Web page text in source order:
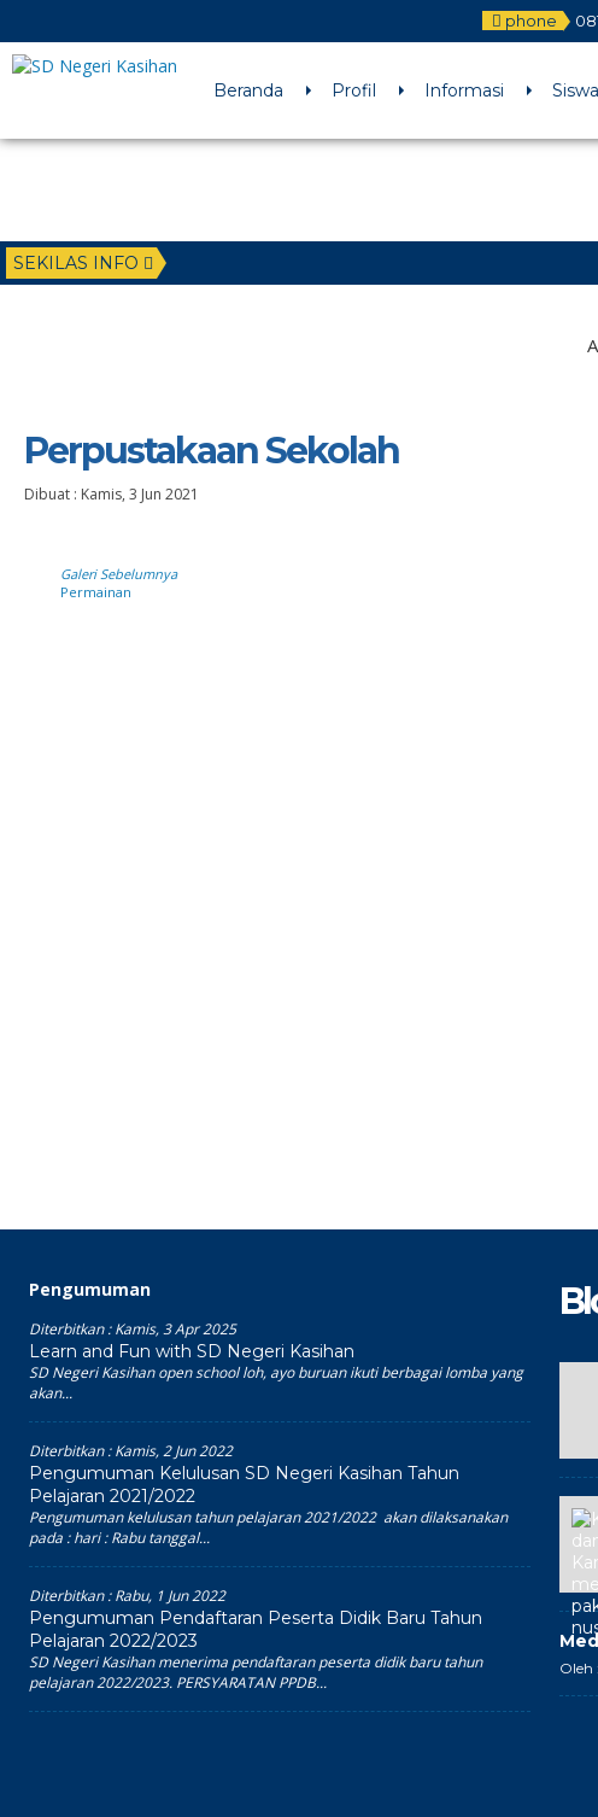
phone
Beranda Profil Informasi
SEKILAS INFO
Perpustakaan Sekolah
Dibuat : Kamis, 3 Jun 2021
Galeri Sebelumnya
Permainan
Pengumuman
Diterbitkan :Kamis, 3 Apr 2025
Learn and Fun with SD Negeri Kasihan
SD Negeri Kasihan open school loh, ayo buruan ikuti berbagai lomba yang
akan...
Diterbitkan :Kamis, 2 Jun 2022
Pengumuman Kelulusan SD Negeri Kasihan Tahun
Pelajaran 2021/2022
Pengumuman kelulusan tahun pelajaran 2021/2022 akan dilaksanakan
pada : hari : Rabu tanggal...
Diterbitkan :Rabu, 1 Jun 2022
Pengumuman Pendaftaran Peserta Didik Baru Tahun
Pelajaran 2022/2023
SD Negeri Kasihan menerima pendaftaran peserta didik baru tahun
pelajaran 2022/2023. PERSYARATAN PPDB...
Oleh